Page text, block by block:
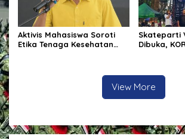
Aktivis Mahasiswa Soroti
Etika Tenaga Kesehatan
Skateparti
Dibuka,
View More